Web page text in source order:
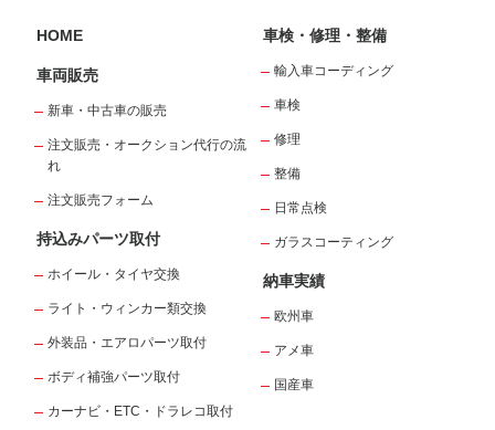
HOME
車両販売
新車・中古車の販売
注文販売・オークション代行の流
れ
注文販売フォーム
持込みパーツ取付
ホイール・タイヤ交換
ライト・ウィンカー類交換
外装品・エアロパーツ取付
ボディ補強パーツ取付
カーナビ・ETC・ドラレコ取付
車検・修理・整備
輸入車コーディング
車検
修理
整備
日常点検
ガラスコーティング
納車実績
欧州車
アメ車
国産車